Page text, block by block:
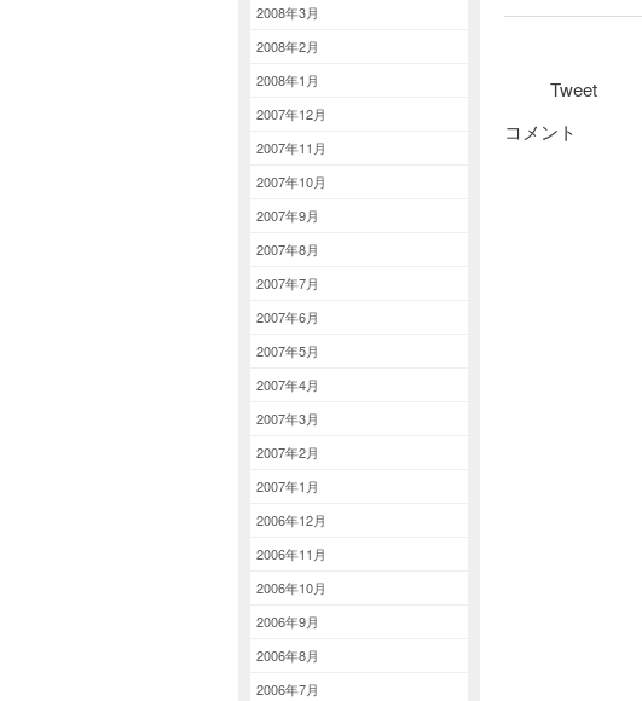
2008年3月
2008年2月
2008年1月
2007年12月
2007年11月
2007年10月
2007年9月
2007年8月
2007年7月
2007年6月
2007年5月
2007年4月
2007年3月
2007年2月
2007年1月
2006年12月
2006年11月
2006年10月
2006年9月
2006年8月
2006年7月
Tweet
コメント